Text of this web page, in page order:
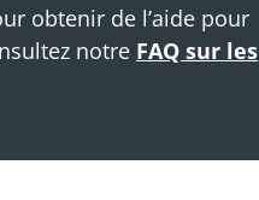
obtenir de l’aide pour
notre FAQ sur les